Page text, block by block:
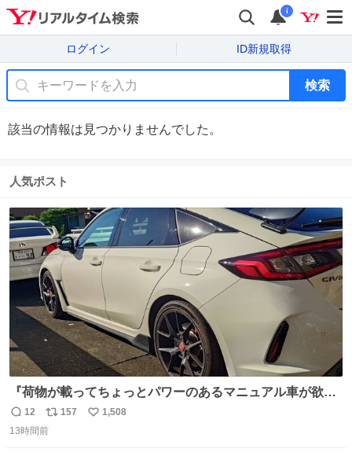
i
ログイン ID新規取得
検索
該当の情報は見つかりませんでした。
人気ポスト
『荷物が載ってちょっとパワーのあるマニュアル車が欲し
い』と親戚の58歳のおばちゃんが言うので赤内装の新車を
探してきたら本当に買って誕生した330馬力のお買い物カ
返
信
12
リ
ポ
157
い
1,508
13時間前